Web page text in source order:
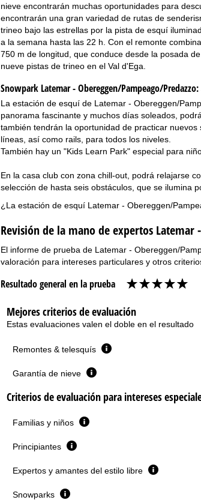
nieve encontrarán muchas oportunidades para
encontrarán una gran variedad de rutas de
trineo bajo las estrellas por la pista de esquí
a la semana hasta las 22 h. Con el remonte
750 m de longitud, que conduce desde la posada
nueve pistas de trineo en el Val d'Ega.
Snowpark Latemar - Obereggen/Pampeago/Predazzo:
La estación de esquí de Latemar - Obereggen/
panorama fascinante y muchos días soleados,
también tendrán la oportunidad de practicar
líneas, así como rails, para todos los niveles.
También hay un "Kids Learn Park" especial para
En la casa club con zona chill-out, podrá relajarse
selección de hasta seis obstáculos, que se ilumina
¿La estación de esquí Latemar - Obereggen/
Revisión de la mano de expertos Latemar
El informe de prueba de Latemar - Obereggen/
valoración para intereses particulares y otros
Resultado general en la prueba
Mejores criterios de evaluación
Estas evaluaciones valen el doble en el resultado
Remontes & telesquís
Garantía de nieve
Criterios de evaluación para intereses
Familias y niños
Principiantes
Expertos y amantes del estilo libre
Snowparks